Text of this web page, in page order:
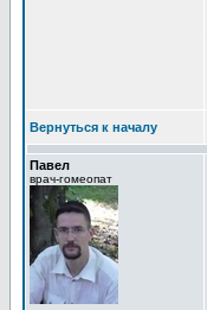
Вернуться к началу
Павел
врач-гомеопат